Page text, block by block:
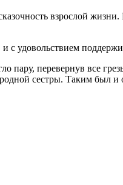
взрослой
с удовольствием
перевернув все
сестры. Таким был и